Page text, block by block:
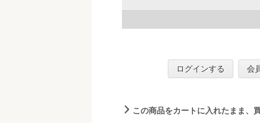
ログインする 会
この商品をカートに入れたまま、